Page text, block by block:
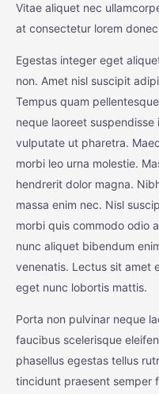
Vitae aliquet nec
at consectetur lorem
Egestas integer eget
non. Amet nisl suscipit
Tempus quam
neque laoreet
vulputate ut pharetra.
morbi leo urna molestie.
hendrerit dolor magna.
massa enim nec. Nisl
morbi quis commodo odio
nunc aliquet bibendum
venenatis. Lectus sit amet
eget nunc lobortis mattis.
Porta non pulvinar neque
faucibus scelerisque
phasellus egestas tellus
tincidunt praesent semper